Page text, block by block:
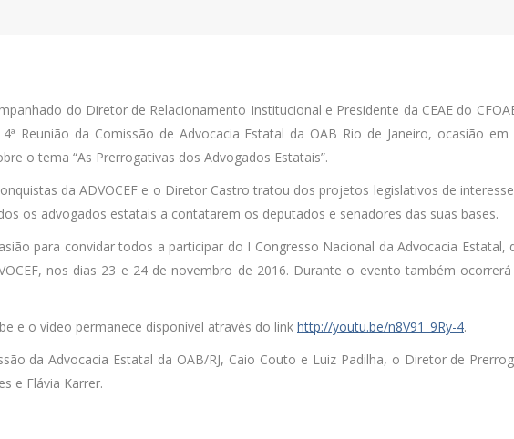
do Diretor de Relacionamento Institucional e Presidente da CEAE do
Reunião da Comissão de Advocacia Estatal da OAB Rio de Janeiro, ocasião
o tema “As Prerrogativas dos Advogados Estatais”.
da ADVOCEF e o Diretor Castro tratou dos projetos legislativos de
os advogados estatais a contatarem os deputados e senadores das suas bases.
para convidar todos a participar do I Congresso Nacional da Advocacia Estatal,
nos dias 23 e 24 de novembro de 2016. Durante o evento também
e o vídeo permanece disponível através do link http://youtu.be/n8V91_9Ry-4.
da Advocacia Estatal da OAB/RJ, Caio Couto e Luiz Padilha, o Diretor de
e Flávia Karrer.